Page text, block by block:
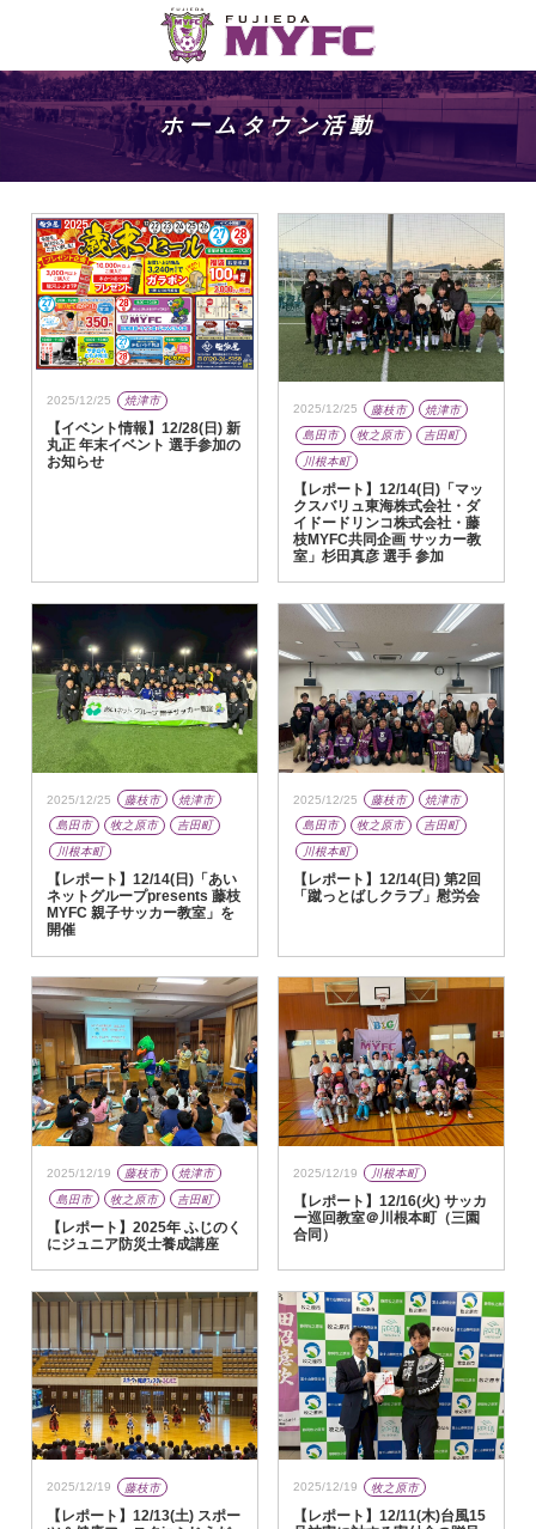
ホームタウン活動
2025/12/25 焼津市
【イベント情報】12/28(日) 新
丸正 年末イベント 選手参加の
お知らせ
2025/12/25 藤枝市
焼津市
島田市
牧之原市
吉田町
川根本町
【レポート】12/14(日)「マッ
クスバリュ東海株式会社・ダ
イドードリンコ株式会社・藤
枝MYFC共同企画 サッカー教
室」杉田真彦 選手 参加
2025/12/25 藤枝市
焼津市
島田市
牧之原市
吉田町
川根本町
【レポート】12/14(日)「あい
ネットグループpresents 藤枝
MYFC 親子サッカー教室」を
開催
2025/12/25 藤枝市
焼津市
島田市
牧之原市
吉田町
川根本町
【レポート】12/14(日) 第2回
「蹴っとばしクラブ」慰労会
2025/12/19 藤枝市
焼津市
島田市
牧之原市 吉田町
【レポート】2025年 ふじのく
にジュニア防災士養成講座
2025/12/19 川根本町
【レポート】12/16(火) サッカ
ー巡回教室＠川根本町（三園
合同）
2025/12/19 藤枝市
【レポート】12/13(土) スポー
2025/12/19 牧之原市
【レポート】12/11(木)台風15